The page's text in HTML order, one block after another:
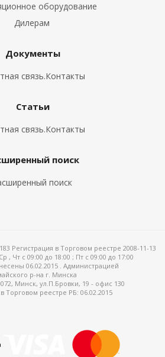
оборудование
Дилерам
Документы
связь.Контакты
Статьи
связь.Контакты
поиск
поиск
Регистрация в Торговом реестре 2008-11-13
, Чт c 09:00 до 18:00 ; Пт c 09:00 до 17:00
06.02.2015 . Администрацией
р-на г. Минска
Минск, ул.П.Бровки, 19 - офис 130
Торговом реестре РБ: 06.02.2015